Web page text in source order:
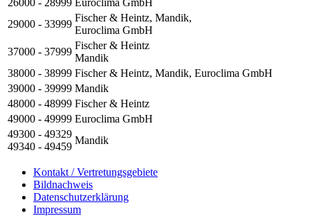
29000 - 33999
Fischer & Heintz, Mandik,
Euroclima GmbH
37000 - 37999
Fischer & Heintz
Mandik
38000 - 38999 Fischer & Heintz, Mandik, Euroclima GmbH
39000 - 39999 Mandik
48000 - 48999 Fischer & Heintz
49000 - 49999 Euroclima GmbH
49300 - 49329
49340 - 49459
Mandik
Kontakt / Vertretungsgebiete
Bildnachweis
Datenschutzerklärung
Impressum